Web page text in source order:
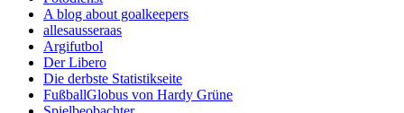
A blog about goalkeepers
allesausseraas
Argifutbol
Der Libero
Die derbste Statistikseite
FußballGlobus von Hardy Grüne